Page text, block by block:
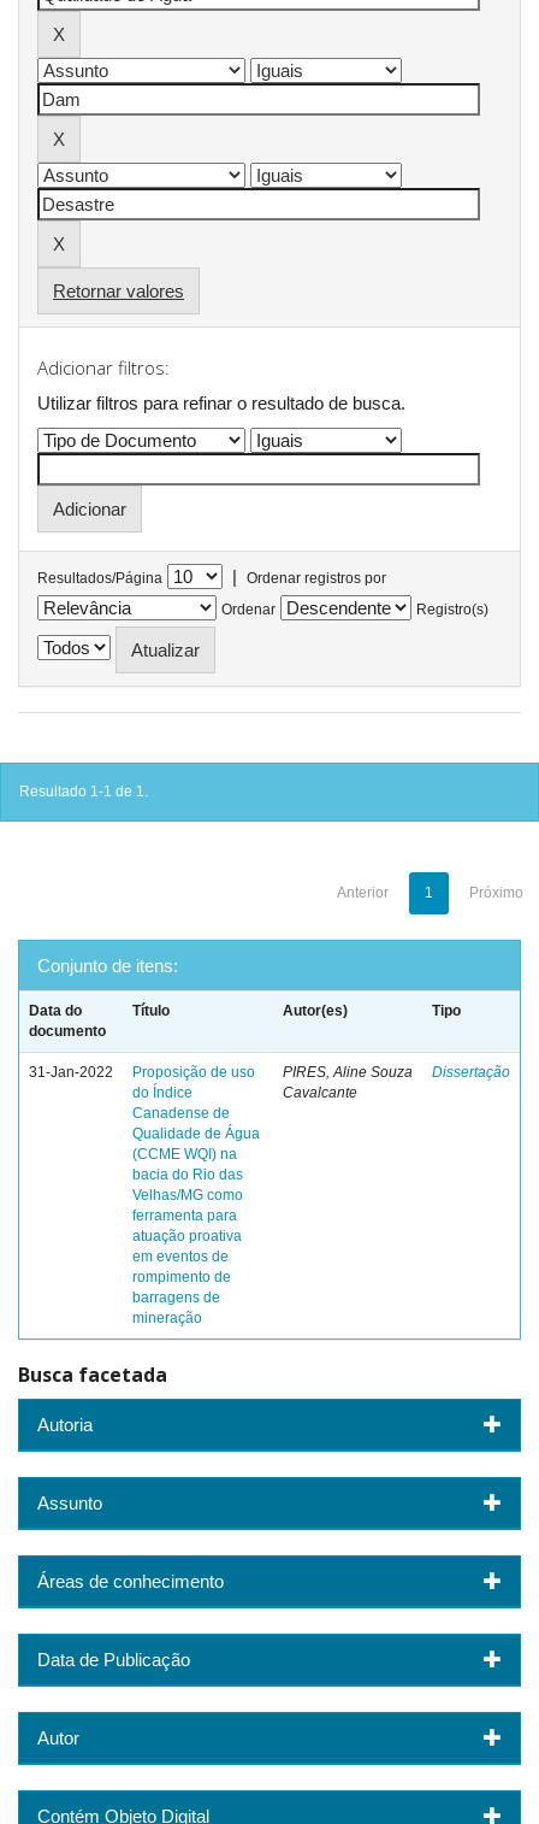
Retornar valores
Adicionar filtros:
Utilizar filtros para refinar o resultado de busca.
Resultados/Página |
Ordenar registros por
Ordenar
Registro(s)
Resultado 1-1 de 1.
Anterior 1 Próximo
Conjunto de itens:
Data do
documento
Título Autor(es) Tipo
31-Jan-2022
Proposição de uso
do Índice
Canadense de
Qualidade de Água
(CCME WQI) na
bacia do Rio das
Velhas/MG como
ferramenta para
atuação proativa
em eventos de
rompimento de
barragens de
mineração
PIRES, Aline Souza
Cavalcante
Dissertação
Busca facetada
Autoria
Assunto
Áreas de conhecimento
Data de Publicação
Autor
Contém Objeto Digital